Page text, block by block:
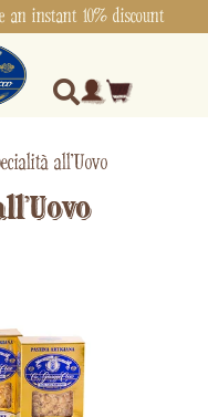
an instant 10% discount
all'Uovo